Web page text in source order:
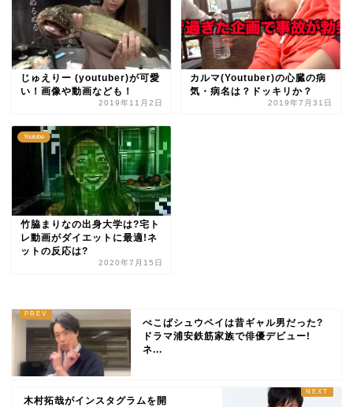
じゅえりー (youtuber)が可愛
い！画像や動画なども！
2019年11月2日
カルマ(Youtuber)の心臓の病
気・病名は？ドッキリか？
2019年7月31日
Youtube
竹脇まりなの出身大学は?宅ト
レ動画がダイエットに最適!ネ
ットの反応は?
2020年7月15日
ぺこぱシュウペイは昔ギャル男だった?
ドラマ浦安鉄筋家族で俳優デビュー!
ネ...
木村拓哉がインスタグラムを開